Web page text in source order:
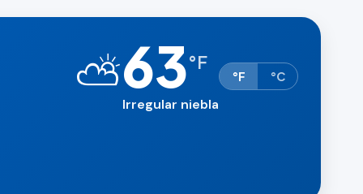
⛅63°F
Irregular niebla
°F °C